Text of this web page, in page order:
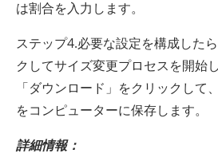
は割合を入力します。
ステップ4.必要な設定を構成した
クしてサイズ変更プロセスを開始
「ダウンロード」をクリックして
をコンピューターに保存します。
詳細情報：